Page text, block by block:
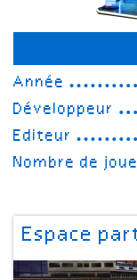
Année
Développeur
Editeur
Nombre de
Espace